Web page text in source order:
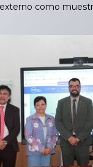
externo como